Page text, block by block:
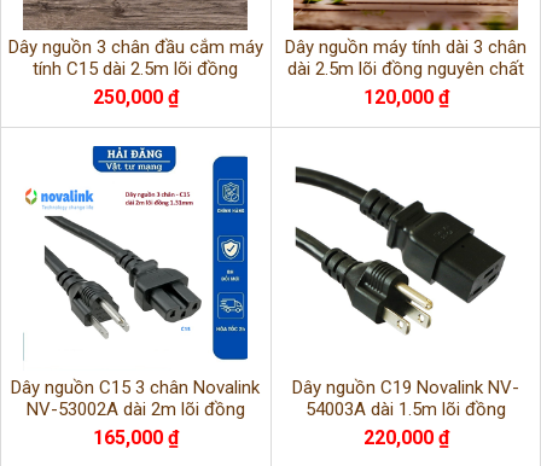
Dây nguồn 3 chân đầu cắm máy
tính C15 dài 2.5m lõi đồng
3x2.08mm chính hãng
250,000 ₫
Dây nguồn máy tính dài 3 chân
dài 2.5m lõi đồng nguyên chất
3x1.31mm chuẩn châu Âu
120,000 ₫
Dây nguồn C15 3 chân Novalink
NV-53002A dài 2m lõi đồng
3x1.31mm dùng cho UPS, PDU,
Server
165,000 ₫
Dây nguồn C19 Novalink NV-
54003A dài 1.5m lõi đồng
2.08mm, 15A Chính hãng
220,000 ₫